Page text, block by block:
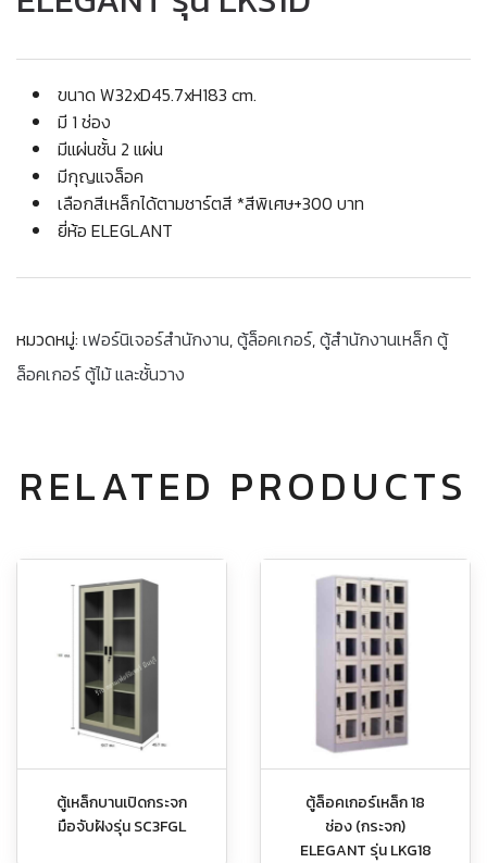
ขนาด W32xD45.7xH183 cm.
มี 1 ช่อง
มีแผ่นชั้น 2 แผ่น
มีกุญแจล็อค
เลือกสีเหล็กได้ตามชาร์ตสี *สีพิเศษ+300 บาท
ยี่ห้อ ELEGLANT
หมวดหมู่: เฟอร์นิเจอร์สำนักงาน,ตู้ล็อคเกอร์,ตู้สำนักงานเหล็ก ตู้
ล็อคเกอร์ ตู้ไม้ และชั้นวาง
RELATED PRODUCTS
ตู้เหล็กบานเปิดกระจก
มือจับฝังรุ่น SC3FGL
ตู้ล็อคเกอร์เหล็ก 18
ช่อง (กระจก)
ELEGANT รุ่น LKG18